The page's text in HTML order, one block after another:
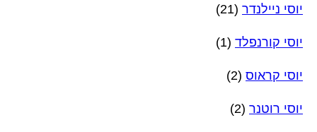
יוסי ניילנדר (21)
יוסי קורנפלד (1)
יוסי קראוס (2)
יוסי רוטנר (2)